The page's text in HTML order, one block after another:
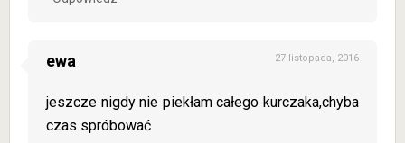
ewa 27 listopada, 2016
jeszcze nigdy nie piekłam całego kurczaka,chyba
czas spróbować